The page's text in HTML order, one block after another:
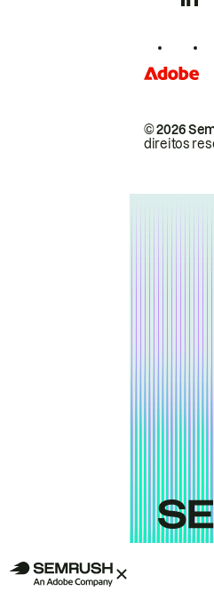
© 2026
direitos